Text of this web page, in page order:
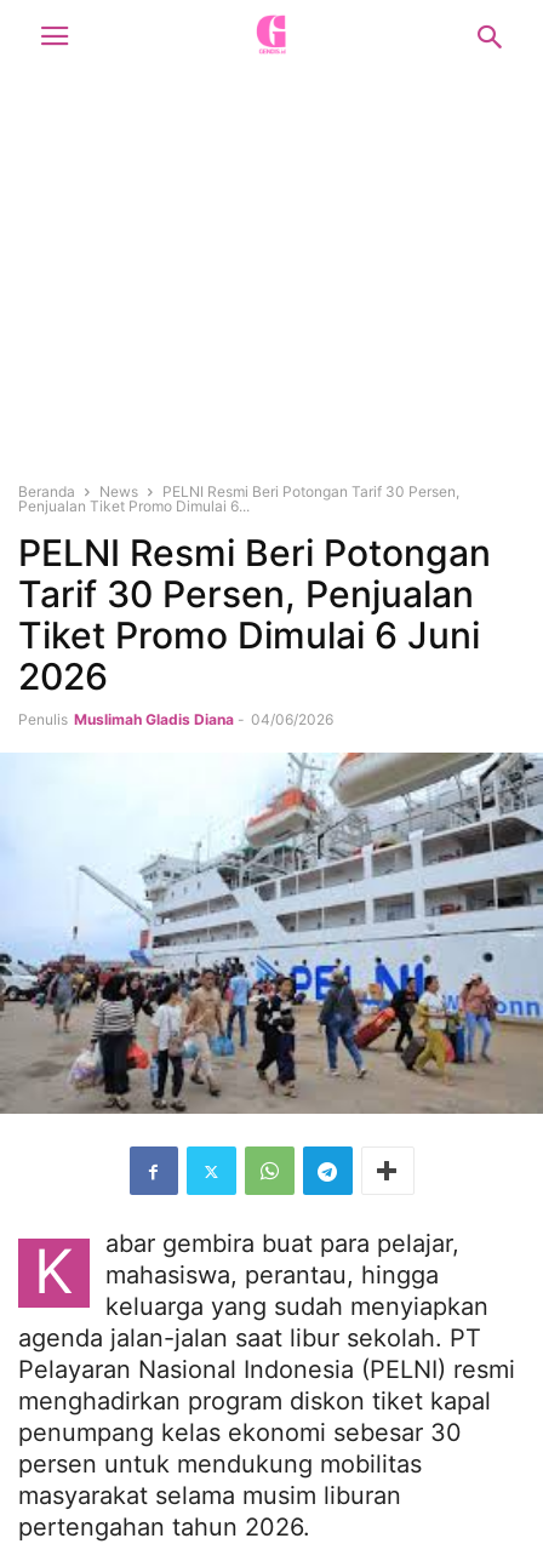
Beranda News
PELNI Resmi Beri Potongan Tarif 30 Persen,
Penjualan Tiket Promo Dimulai 6...
PELNI Resmi Beri Potongan
Tarif 30 Persen, Penjualan
Tiket Promo Dimulai 6 Juni
2026
Penulis Muslimah Gladis Diana - 04/06/2026
K
abar gembira buat para pelajar,
mahasiswa, perantau, hingga
keluarga yang sudah menyiapkan
agenda jalan-jalan saat libur sekolah. PT
Pelayaran Nasional Indonesia (PELNI) resmi
menghadirkan program diskon tiket kapal
penumpang kelas ekonomi sebesar 30
persen untuk mendukung mobilitas
masyarakat selama musim liburan
pertengahan tahun 2026.